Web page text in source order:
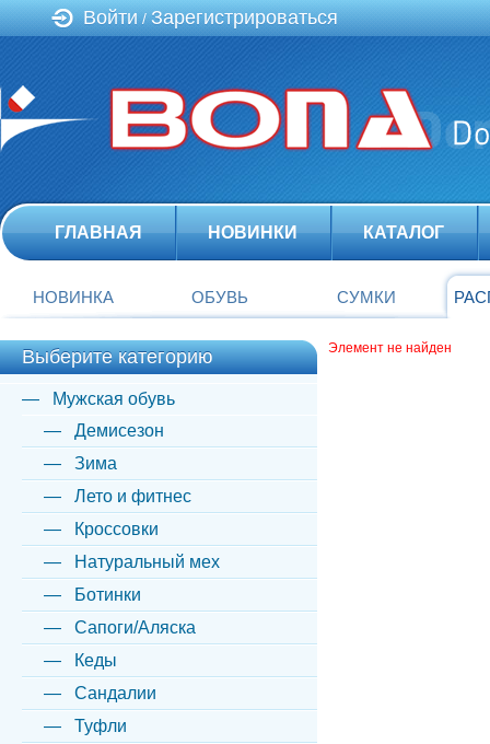
Войти / Зарегистрироваться
ГЛАВНАЯ НОВИНКИ КАТАЛОГ
НОВИНКА ОБУВЬ СУМКИ
Элемент не найден
Выберите категорию
Мужская обувь
Демисезон
Зима
Лето и фитнес
Кроссовки
Натуральный мех
Ботинки
Сапоги/Аляска
Кеды
Сандалии
Туфли